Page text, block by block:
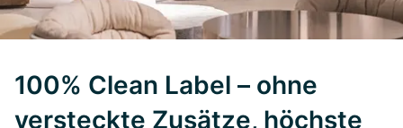
100% Clean Label – ohne
versteckte Zusätze, höchste